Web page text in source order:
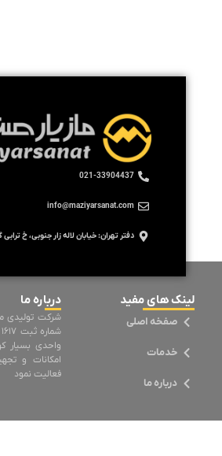
021-33904437
info@maziyarsanat.com
دفتر تهران: خیابان لاله زار جنوبی، خ
لینک های مفید
صفخه اصلی
خدمات
درباره ما
درباره ما
شرکت تولیدی
واحدی بسیار
امکانات و
فعالیت نمود